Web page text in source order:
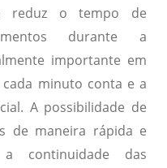
reduz o tempo de
durante a
importante em
minuto conta e a
A possibilidade de
de maneira rápida e
continuidade das